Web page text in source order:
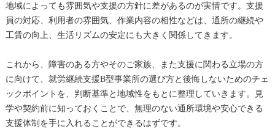
地域によっても雰囲気や支援の方針に差があるのが実情です。支援
員の対応、利用者の雰囲気、作業内容の相性などは、通所の継続や
工賃の向上、生活リズムの安定にも大きく関係してきます。
これから、障害のある方やそのご家族、また支援に関わる立場の方
に向けて、就労継続支援B型事業所の選び方と後悔しないためのチェ
ックポイントを、判断基準と地域性をもとに整理していきます。見
学や契約前に知っておくことで、無理のない通所環境や安心できる
支援体制を手に入れることができるはずです。